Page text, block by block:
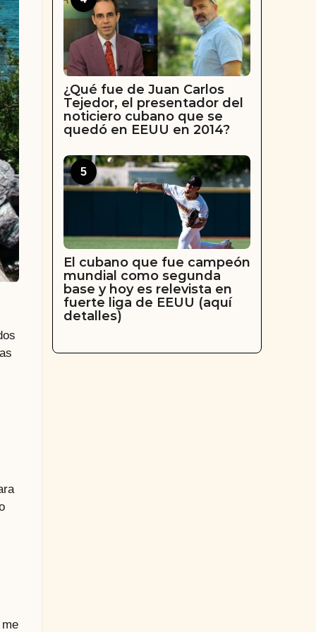
¿Qué fue de Juan Carlos
Tejedor, el presentador del
noticiero cubano que se
quedó en EEUU en 2014?
5
El cubano que fue campeón
mundial como segunda
base y hoy es relevista en
fuerte liga de EEUU (aquí
detalles)